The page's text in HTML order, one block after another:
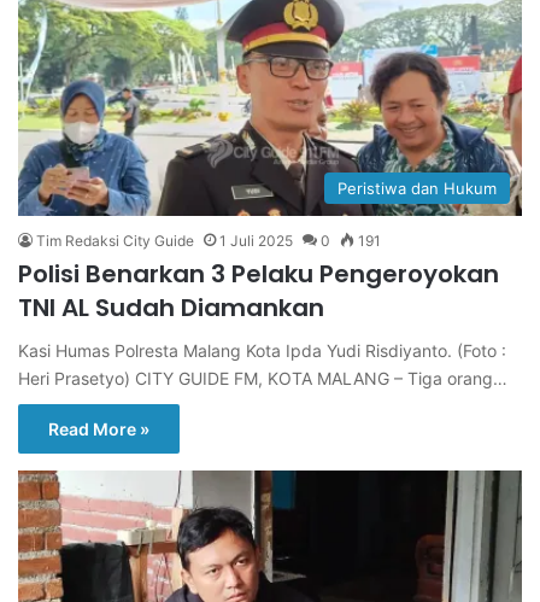
Peristiwa dan Hukum
Tim Redaksi City Guide 1 Juli 2025 0 191
Polisi Benarkan 3 Pelaku Pengeroyokan
TNI AL Sudah Diamankan
Kasi Humas Polresta Malang Kota Ipda Yudi Risdiyanto. (Foto :
Heri Prasetyo) CITY GUIDE FM, KOTA MALANG – Tiga orang…
Read More »